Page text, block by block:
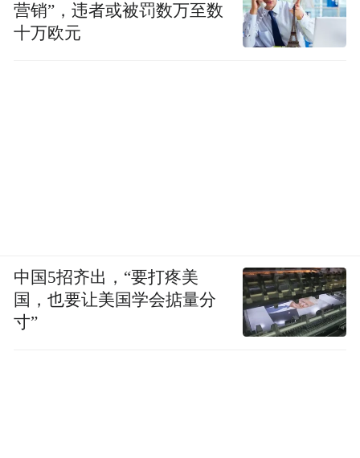
营销”，违者或被罚数万至数
十万欧元
中国5招齐出，“要打疼美
国，也要让美国学会掂量分
寸”